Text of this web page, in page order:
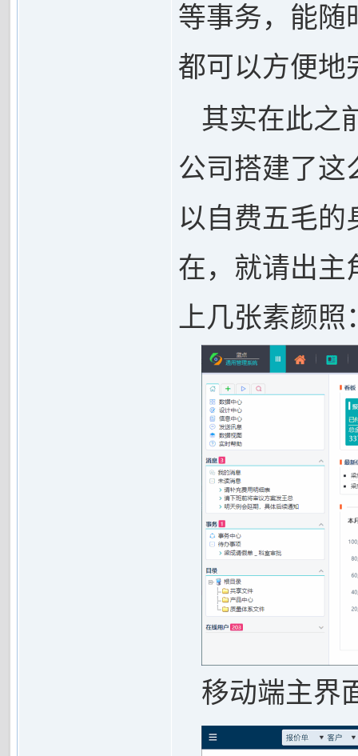
等事务，能随
都可以方便地
其实在此之
公司搭建了这
以自费五毛的
在，就请出
上几张素颜照
移动端主界